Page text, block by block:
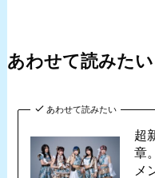
あわせて読みたい
あわせて読みたい
超
章
メ